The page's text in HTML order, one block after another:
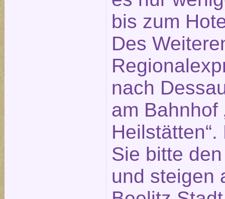
bis zum
Des
nach
am Bahnhof
Sie bitte
und steigen